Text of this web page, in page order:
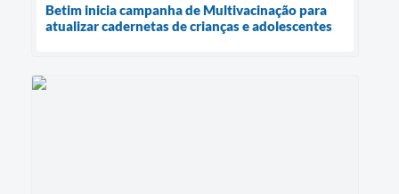
Betim inicia campanha de Multivacinação para
atualizar cadernetas de crianças e adolescentes